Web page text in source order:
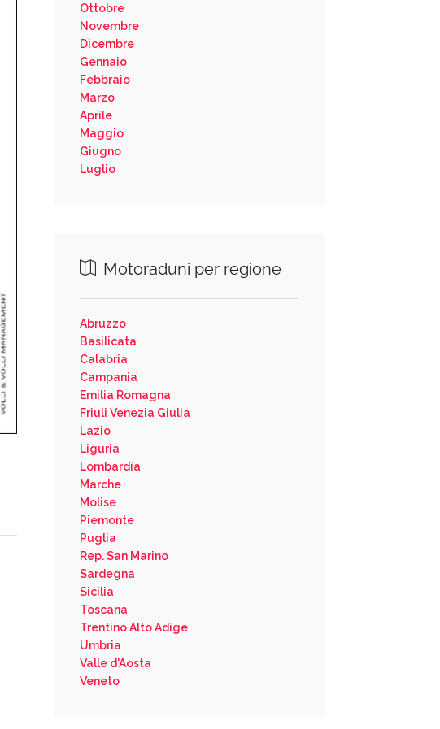
Ottobre
Novembre
Dicembre
Gennaio
Febbraio
Marzo
Aprile
Maggio
Giugno
Luglio
Motoraduni per regione
Abruzzo
Basilicata
Calabria
Campania
Emilia Romagna
Friuli Venezia Giulia
Lazio
Liguria
Lombardia
Marche
Molise
Piemonte
Puglia
Rep. San Marino
Sardegna
Sicilia
Toscana
Trentino Alto Adige
Umbria
Valle d'Aosta
Veneto